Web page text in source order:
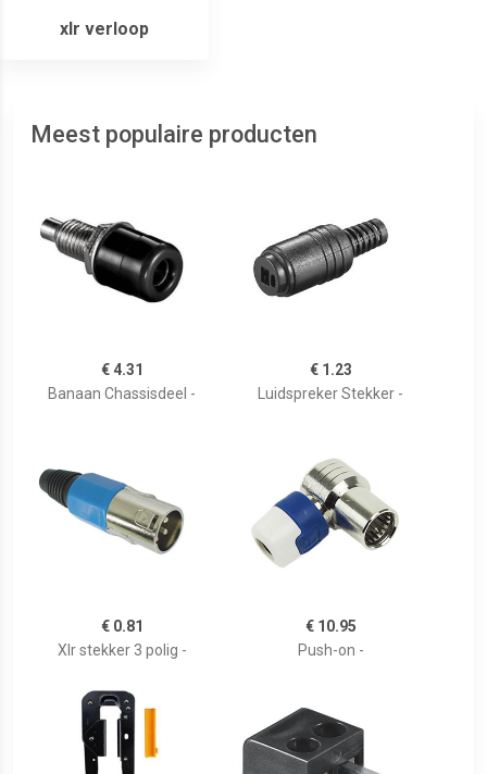
xlr verloop
Meest populaire producten
€ 4.31
Banaan Chassisdeel -
€ 1.23
Luidspreker Stekker -
€ 0.81
Xlr stekker 3 polig -
€ 10.95
Push-on -